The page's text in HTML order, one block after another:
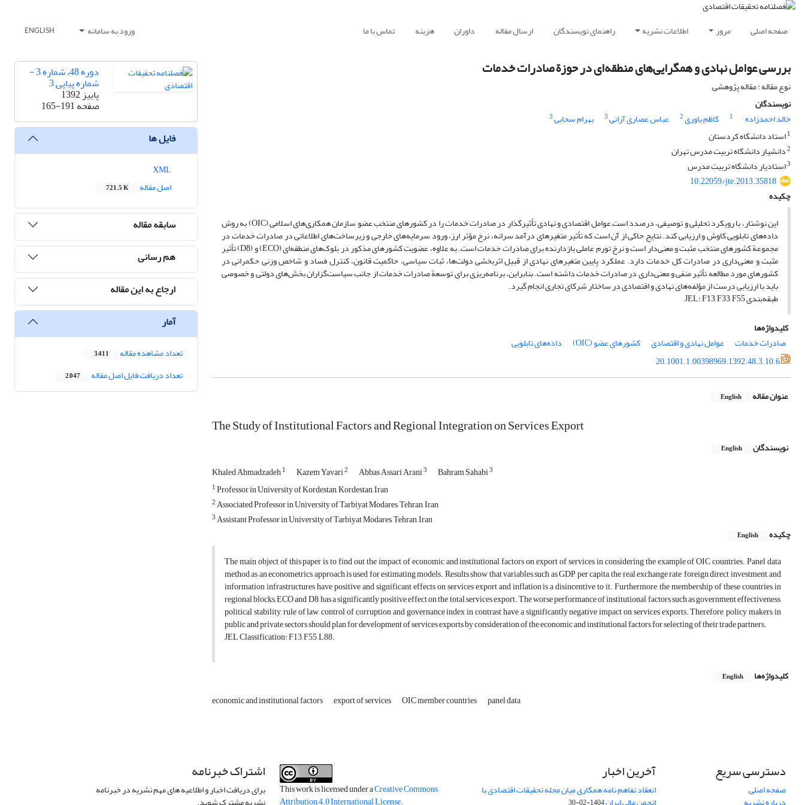
صفحه اصلی مرور اطلاعات نشریه راهنمای نویسندگان ارسال مقاله داوران هزینه تماس با ما ورود به سامانه ENGLISH
بررسی عوامل نهادی و همگرایی‌های منطقه‌ای در حوزة صادرات خدمات
نوع مقاله : مقاله پژوهشی
نویسندگان
خالد احمدزاده
1 کاظم یاوری2 عباس عصاری آرانی3 بهرام سحابی3
1استاد دانشگاه کردستان
2دانشیار دانشگاه تربیت مدرس تهران
3استادیار دانشگاه تربیت مدرس
10.22059/jte.2013.35818
چکیده
این نوشتار، با رویکرد تحلیلی و توصیفی، درصدد است عوامل اقتصادی و نهادی تأثیرگذار در صادرات خدمات را در کشورهای منتخب عضو سازمان همکاری‌های اسلامی (OIC) به روش
داده‌های تابلویی کاوش و ارزیابی کند. نتایج حاکی از آن است که تأثیر متغیرهای درآمد سرانه، نرخ مؤثر ارز، ورود سرمایه‌های خارجی و زیرساخت‌های اطلاعاتی در صادرات خدمات در
مجموعة کشورهای منتخب مثبت و معنی‌دار است و نرخ تورم عاملی بازدارنده برای صادرات خدمات است. به علاوه، عضویت کشورهای مذکور در بلوک‌های منطقه‌ای (ECO) و (D8) تأثیر
مثبت و معنی‌داری در صادرات کل خدمات دارد. عملکرد پایین متغیرهای نهادی از قبیل اثربخشی دولت‌ها، ثبات سیاسی، حاکمیت قانون، کنترل فساد و شاخص وزنی حکمرانی در
کشورهای مورد مطالعه تأثیر منفی و معنی‌داری در صادرات خدمات داشته است. بنابراین، برنامه‌ریزی برای توسعة صادرات خدمات از جانب سیاست‌گزاران بخش‌های دولتی و خصوصی
باید با ارزیابی درست از مؤلفه‌های نهادی و اقتصادی در ساختار شرکای تجاری انجام گیرد.
طبقه‌بندی JEL: F13, F33, F55
کلیدواژه‌ها
صادرات خدمات
عوامل نهادی و اقتصادی کشورهای عضو (OIC)
داده‌های تابلویی
20.1001.1.00398969.1392.48.3.10.6
عنوان مقاله English
The Study of Institutional Factors and Regional Integration on Services Export
نویسندگان English
Khaled Ahmadzadeh1 Kazem Yavari2 Abbas Assari Arani3 Bahram Sahabi3
1Professor in University of Kordestan, Kordestan, Iran
2Associated Professor in University of Tarbiyat Modares, Tehran, Iran
3Assistant Professor in University of Tarbiyat Modares, Tehran, Iran
چکیده
English
The main object of this paper is to find out the impact of economic and institutional factors on export of services in considering the example of OIC countries. Panel data
method as an econometrics approach is used for estimating models. Results show that variables such as GDP per capita, the real exchange rate, foreign direct investment, and
information infrastructures have positive and significant effects on services export and inflation is a disincentive to it. Furthermore, the membership of these countries in
regional blocks, ECO and D8, has a significantly positive effect on the total services export. The worse performance of institutional factors such as government effectiveness,
political stability, rule of law, control of corruption and governance index in contrast have a significantly negative impact on services exports. Therefore, policy makers in
public and private sectors should plan for development of services exports by consideration of the economic and institutional factors for selecting of their trade partners.
JEL Classification: F13, F55, L88.
کلیدواژه‌ها English
economic and institutional factors export of services OIC member countries panel data
دوره 48، شماره 3 -
شماره پیاپی 3
پاییز 1392
صفحه165-191
فایل ها
اصل مقاله
721.5 K
سابقه مقاله
هم رسانی
ارجاع به این مقاله
آمار
تعداد مشاهده مقاله 3,411
تعداد دریافت فایل اصل مقاله 2,047
دسترسی سریع
صفحه اصلی
آخرین اخبار
انعقاد تفاهم نامه همکاری میان مجله تحقیقات اقتصادی با This work is licensed under aCreative Commons
اشتراک خبرنامه
برای دریافت اخبار و اطلاعیه های مهم نشریه در خبرنامه